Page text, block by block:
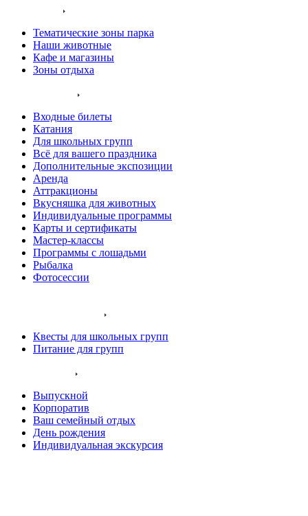
Тематические зоны парка
Наши животные
Кафе и магазины
Зоны отдыха
Входные билеты
Катания
Для школьных групп
Всё для вашего праздника
Дополнительные экспозиции
Аренда
Аттракционы
Вкусняшка для животных
Индивидуальные программы
Карты и сертификаты
Мастер-классы
Программы с лошадьми
Рыбалка
Фотосессии
Квесты для школьных групп
Питание для групп
Выпускной
Корпоратив
Ваш семейный отдых
День рождения
Индивидуальная экскурсия